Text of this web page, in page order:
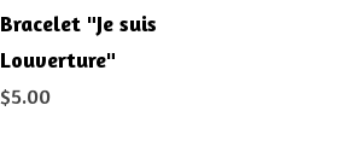
Bracelet "Je suis
Louverture"
$5.00